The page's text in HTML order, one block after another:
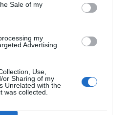
Sale of my
my
Advertising.
Use,
or Sharing of my
Unrelated with the
was collected.